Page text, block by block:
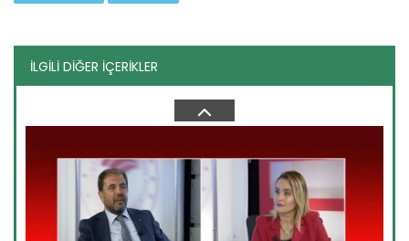
İLGİLİ DİĞER İÇERİKLER
Tarım Orman Gündemi 10.06.2026
“Tarım Orman Gündemi” sektörün gündemini izleyici ile...
Devamını Oku ->